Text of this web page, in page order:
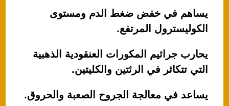
يساهم في خفض ضغط الدم ومستوى
الكوليسترول المرتفع.
يحارب جراثيم المكورات العنقودية الذهبية
التي تتكاثر في الرئتين والكليتين.
يساعد في معالجة الجروح الصعبة والحروق.